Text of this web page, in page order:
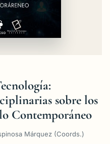
sobre los
Contemporáneo
Márquez (Coords.)